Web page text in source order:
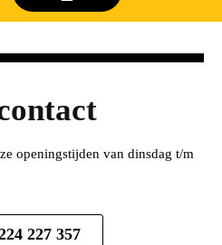
openingstijden van dinsdag t/m
227 357